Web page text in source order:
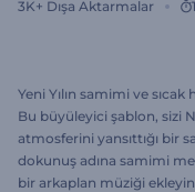
3K+ Dışa Aktarmalar
Yeni Yılın samimi ve sıcak
Bu büyüleyici şablon, sizi
atmosferini yansıttığı bir
dokunuş adına samimi
bir arkaplan müziği